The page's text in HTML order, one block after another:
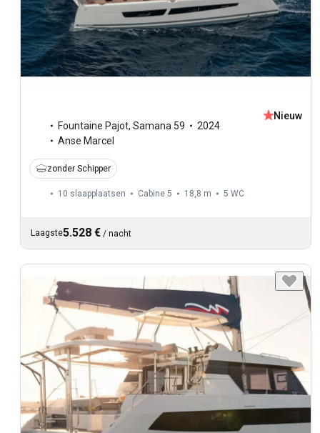
Fountaine Pajot, Samana 59
2024
Anse Marcel
Nieuw
zonder Schipper
10 slaapplaatsen Cabine 5 18,8 m 5 WC
Laagste5.528 € / nacht